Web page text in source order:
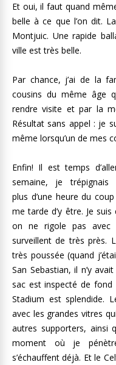
Et oui, il faut quand
belle à ce que l’on dit.
Montjuic. Une rapide
ville est très belle.
Par chance, j’ai de la
cousins du même âge
rendre visite et par la
Résultat sans appel : je
même lorsqu’un de mes
Enfin! Il est temps
semaine, je trépignais
plus d’une heure du
me tarde d’y être. Je
on ne rigole pas avec
surveillent de très près.
très poussée (quand
San Sebastian, il n’y
sac est inspecté de fond
Stadium est splendide.
avec les grandes vitres
autres supporters, ainsi
moment où je
s’échauffent déjà. Et le